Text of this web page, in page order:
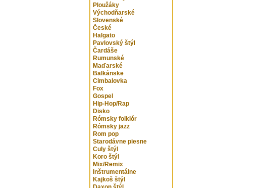
Ploužáky
Východňarské
Slovenské
České
Halgato
Pavlovský štýl
Čardáše
Rumunské
Maďarské
Balkánske
Cimbalovka
Fox
Gospel
Hip-Hop/Rap
Disko
Rómsky folklór
Rómsky jazz
Rom pop
Starodávne piesne
Culy štýl
Koro štýl
Mix/Remix
Inštrumentálne
Kajkoš štýl